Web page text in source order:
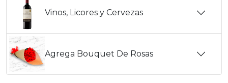
Vinos, Licores y Cervezas
Agrega Bouquet De Rosas